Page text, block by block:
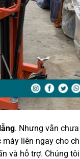
. Nhưng vẫn
liên ngay cho
và hỗ trợ. Chúng